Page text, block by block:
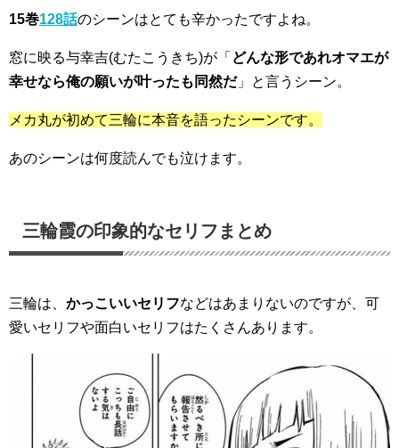
15巻128話のシーンはとても辛かったですよね。
窓に映る与幸吉(むたこうきち)が「 どんな形であれオマエが
幸せなら俺の願いが叶ったも同然だ」と言うシーン。
メカ丸が初めて三輪に本音を語ったシーンです。
あのシーンは何度読んでも泣けます。
三輪霞の印象的なセリフまとめ
三輪は、 かっこいいセリフなどはあまりないのですが、 可
愛いセリフや面白いセリフはたくさんあります。